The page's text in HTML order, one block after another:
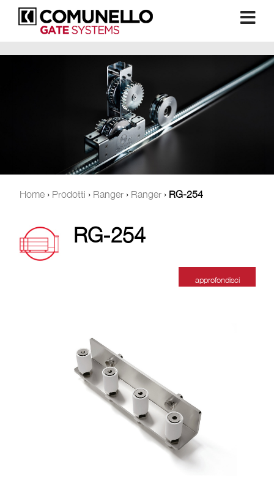
Home › Prodotti › Ranger › Ranger › RG-254
RG-254
approfondisci